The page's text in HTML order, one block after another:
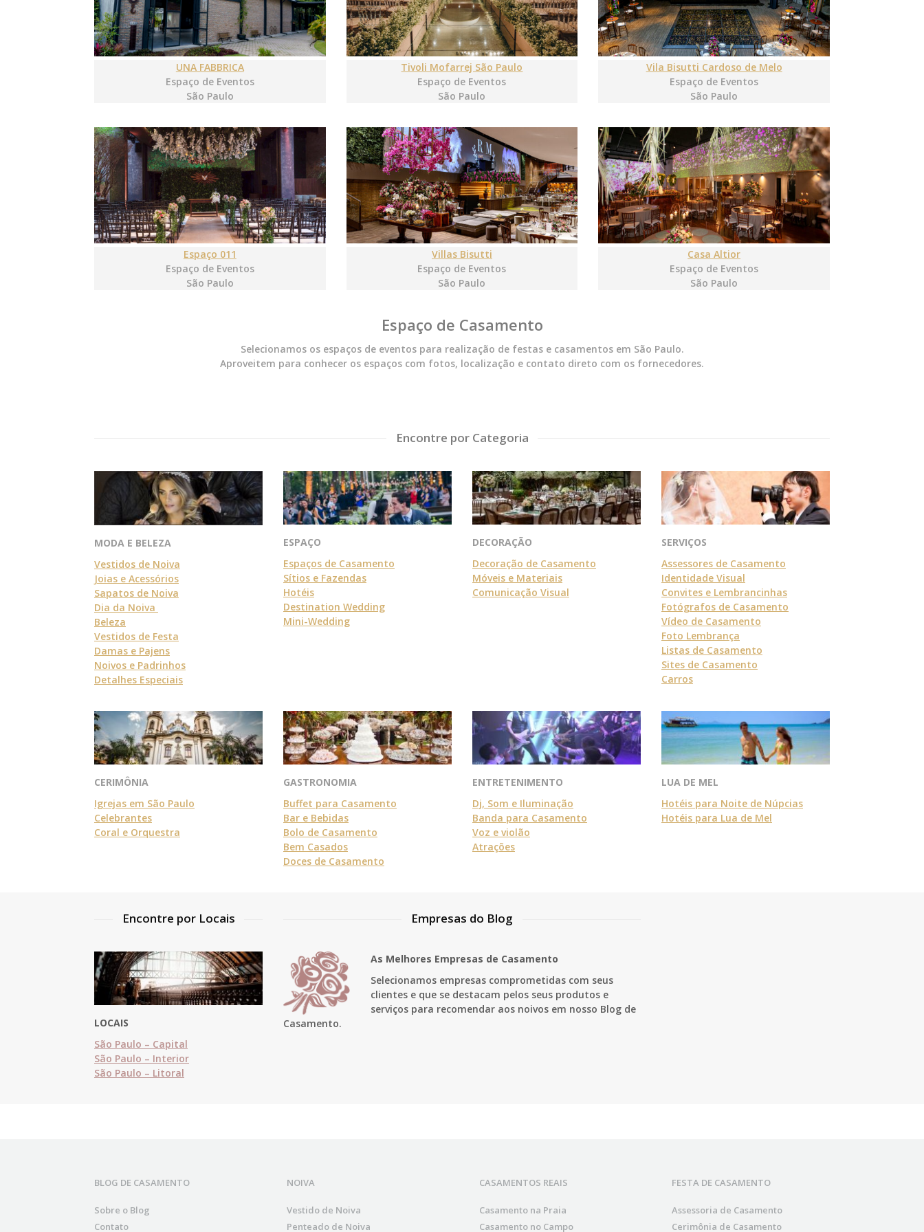
UNA FABBRICA
Espaço de Eventos
São Paulo
Tivoli Mofarrej São Paulo
Espaço de Eventos
São Paulo
Vila Bisutti Cardoso de Melo
Espaço de Eventos
São Paulo
Espaço 011
Espaço de Eventos
São Paulo
Villas Bisutti
Espaço de Eventos
São Paulo
Casa Altior
Espaço de Eventos
São Paulo
Espaço de Casamento
Selecionamos os espaços de eventos para realização de festas e casamentos em São Paulo.
Aproveitem para conhecer os espaços com fotos, localização e contato direto com os fornecedores.
Encontre por Categoria
MODA E BELEZA
Vestidos de Noiva
Joias e Acessórios
Sapatos de Noiva
Dia da Noiva
Beleza
Vestidos de Festa
Damas e Pajens
Noivos e Padrinhos
Detalhes Especiais
ESPAÇO
Espaços de Casamento
Sítios e Fazendas
Hotéis
Destination Wedding
Mini-Wedding
DECORAÇÃO
Decoração de Casamento
Móveis e Materiais
Comunicação Visual
SERVIÇOS
Assessores de Casamento
Identidade Visual
Convites e Lembrancinhas
Fotógrafos de Casamento
Vídeo de Casamento
Foto Lembrança
Listas de Casamento
Sites de Casamento
Carros
CERIMÔNIA
Igrejas em São Paulo
Celebrantes
Coral e Orquestra
GASTRONOMIA
Buffet para Casamento
Bar e Bebidas
Bolo de Casamento
Bem Casados
Doces de Casamento
ENTRETENIMENTO
Dj, Som e Iluminação
Banda para Casamento
Voz e violão
Atrações
LUA DE MEL
Hotéis para Noite de Núpcias
Hotéis para Lua de Mel
Encontre por Locais
LOCAIS
São Paulo – Capital
São Paulo – Interior
São Paulo – Litoral
Empresas do Blog
As Melhores Empresas de Casamento
Selecionamos empresas comprometidas com seus
clientes e que se destacam pelos seus produtos e
serviços para recomendar aos noivos em nosso Blog de
Casamento.
BLOG DE CASAMENTO
Sobre o Blog
Contato
NOIVA
Vestido de Noiva
Penteado de Noiva
CASAMENTOS REAIS
Casamento na Praia
Casamento no Campo
FESTA DE CASAMENTO
Assessoria de Casamento
Cerimônia de Casamento